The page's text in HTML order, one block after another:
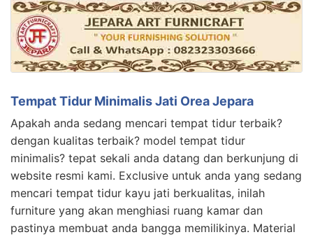
Tempat Tidur Minimalis Jati Orea Jepara
Apakah anda sedang mencari tempat tidur terbaik?
dengan kualitas terbaik? model tempat tidur
minimalis? tepat sekali anda datang dan berkunjung di
website resmi kami. Exclusive untuk anda yang sedang
mencari tempat tidur kayu jati berkualitas, inilah
furniture yang akan menghiasi ruang kamar dan
pastinya membuat anda bangga memilikinya. Material